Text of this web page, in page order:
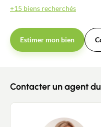
+15 biens recherchés
Estimer mon bien
Contacter un agent